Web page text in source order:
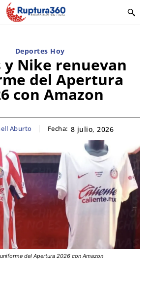
Deportes Hoy
y Nike renuevan
del Apertura
con Amazon
Aburto Fecha: 8 julio, 2026
del Apertura 2026 con Amazon